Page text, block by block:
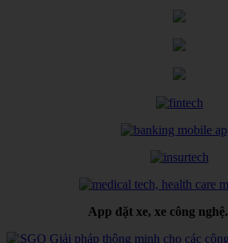
App đặt xe, xe công nghệ.